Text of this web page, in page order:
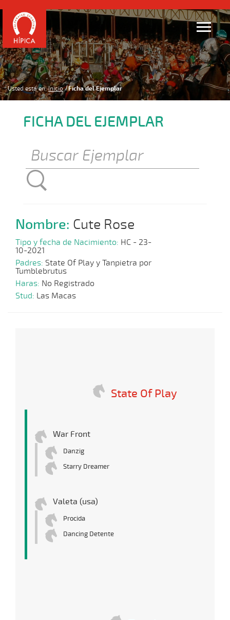
Usted está en: Inicio Ficha del Ejemplar
FICHA DEL EJEMPLAR
Nombre: Cute Rose
Tipo y fecha de Nacimiento: HC - 23-
10-2021
Padres: State Of Play y Tanpietra por
Tumblebrutus
Haras: No Registrado
Stud: Las Macas
State Of Play
War Front
Danzig
Starry Dreamer
Valeta (usa)
Procida
Dancing Detente